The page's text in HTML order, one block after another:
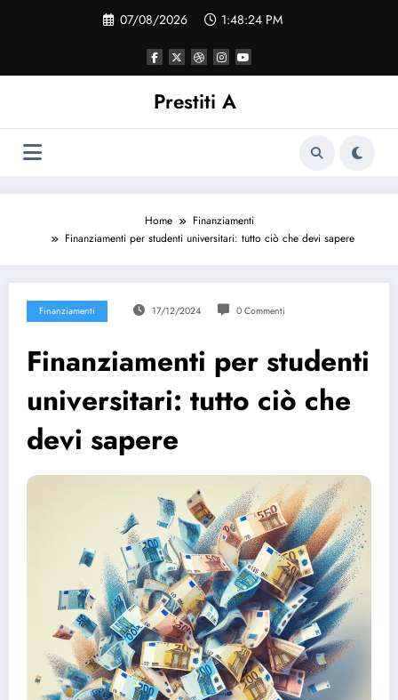
07/08/2026 1:48:25 PM
Prestiti A
Home
Finanziamenti
Finanziamenti per studenti universitari: tutto ciò che devi sapere
Finanziamenti 17/12/2024 0 Commenti
Finanziamenti per studenti
universitari: tutto ciò che
devi sapere